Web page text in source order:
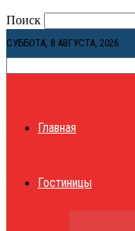
Поиск
СУББОТА, 8 АВГУСТА, 2026
Главная
Гостиницы